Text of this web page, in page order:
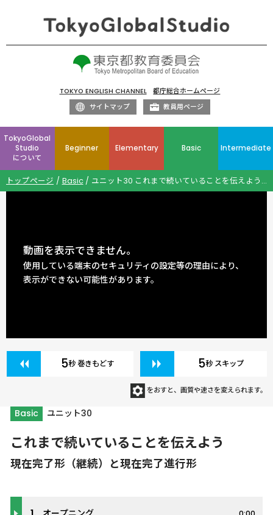
TOKYO ENGLISH CHANNEL
都庁総合ホームページ
サイトマップ
教員用ページ
TokyoGlobal
Studio
について
Beginner Elementary Basic Intermediate
トップページ Basic ユニット30 これまで続いていることを伝えよう 現在完了形（継続）と現在完了進行形
Basic ユニット30
これまで続いていることを伝えよう
現在完了形（継続）と現在完了進行形
動画を表示できません。
使用している端末のセキュリティの設定等の理由により、
表示ができない可能性があります。
5秒 巻きもどす 5秒 スキップ
をおすと、画質や速さを変えられます。